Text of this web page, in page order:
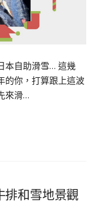
本自助滑雪… 這幾
的你，打算跟上這波
來滑…
排和雪地景觀